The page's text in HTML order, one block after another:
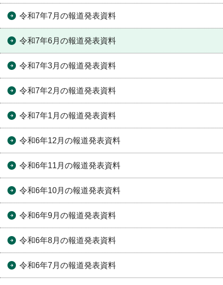
令和7年7月の報道発表資料
令和7年6月の報道発表資料
令和7年3月の報道発表資料
令和7年2月の報道発表資料
令和7年1月の報道発表資料
令和6年12月の報道発表資料
令和6年11月の報道発表資料
令和6年10月の報道発表資料
令和6年9月の報道発表資料
令和6年8月の報道発表資料
令和6年7月の報道発表資料